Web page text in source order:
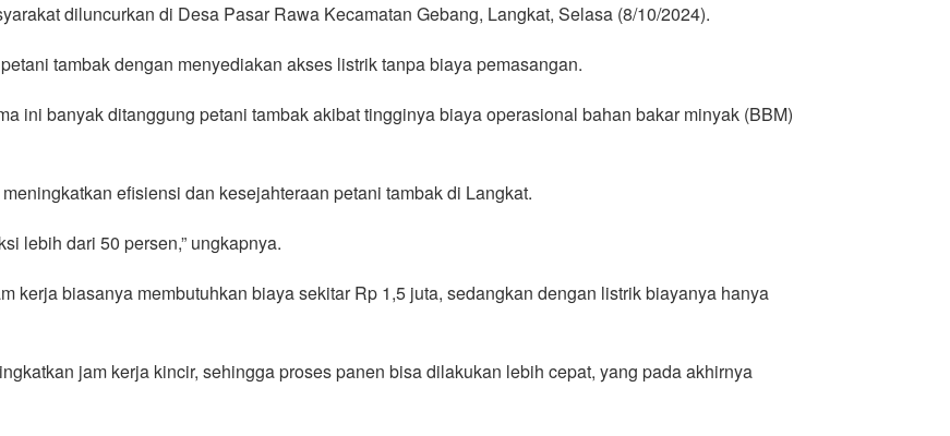
diluncurkan di Desa Pasar Rawa Kecamatan Gebang, Langkat, Selasa (8/10/2024).
tambak dengan menyediakan akses listrik tanpa biaya pemasangan.
ini banyak ditanggung petani tambak akibat tingginya biaya operasional bahan bakar minyak (BBM)
efisiensi dan kesejahteraan petani tambak di Langkat.
lebih dari 50 persen,” ungkapnya.
kerja biasanya membutuhkan biaya sekitar Rp 1,5 juta, sedangkan dengan listrik biayanya hanya
jam kerja kincir, sehingga proses panen bisa dilakukan lebih cepat, yang pada akhirnya